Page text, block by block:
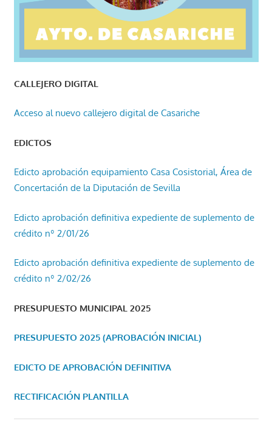
CALLEJERO DIGITAL
Acceso al nuevo callejero digital de Casariche
EDICTOS
Edicto aprobación equipamiento Casa Cosistorial, Área de
Concertación de la Diputación de Sevilla
Edicto aprobación definitiva expediente de suplemento de
crédito nº 2/01/26
Edicto aprobación definitiva expediente de suplemento de
crédito nº 2/02/26
PRESUPUESTO MUNICIPAL 2025
PRESUPUESTO 2025 (APROBACIÓN INICIAL)
EDICTO DE APROBACIÓN DEFINITIVA
RECTIFICACIÓN PLANTILLA